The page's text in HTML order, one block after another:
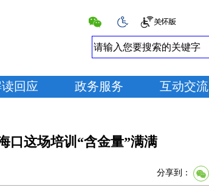
回应 政务服务 互动交流
口这场培训“含金量”满满
分享到：